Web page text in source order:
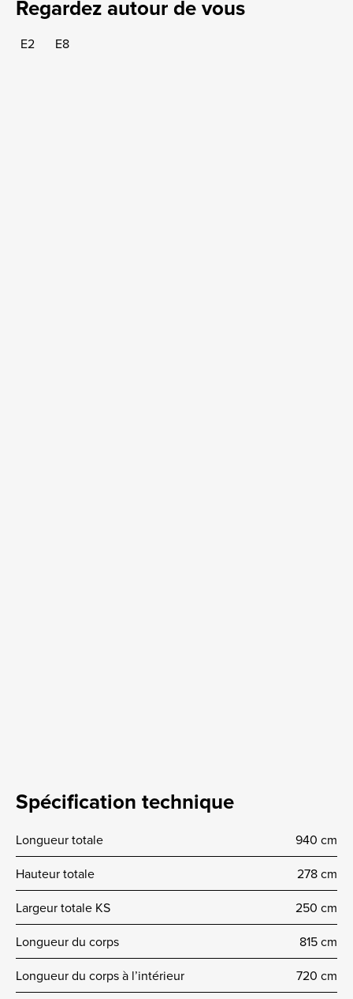
Regardez autour de vous
E2 E8
Spécification technique
Longueur totale
940 cm
Hauteur totale
278 cm
Largeur totale KS
250 cm
Longueur du corps
815 cm
Longueur du corps à l’intérieur
720 cm